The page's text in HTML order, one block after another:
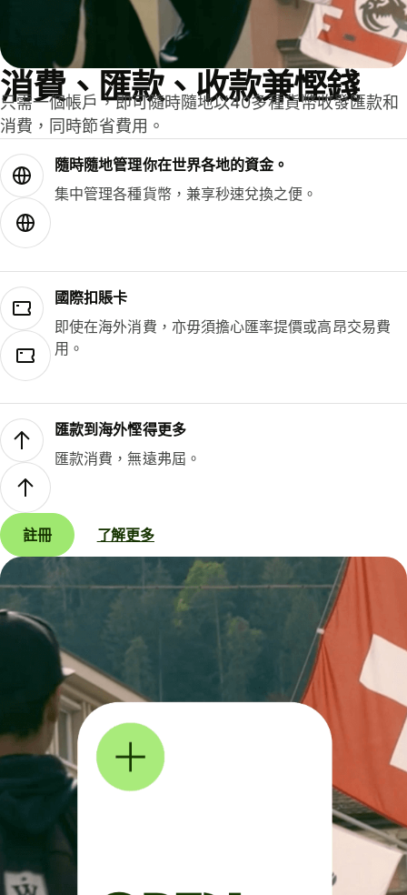
消費、匯款、收款兼慳錢
只需一個帳戶，即可隨時隨地以40多種貨幣收發匯款和
消費，同時節省費用。
隨時隨地管理你在世界各地的資金。
集中管理各種貨幣，兼享秒速兌換之便。
國際扣賬卡
即使在海外消費，亦毋須擔心匯率提價或高昂交易費
用。
匯款到海外慳得更多
匯款消費，無遠弗屆。
註冊 了解更多